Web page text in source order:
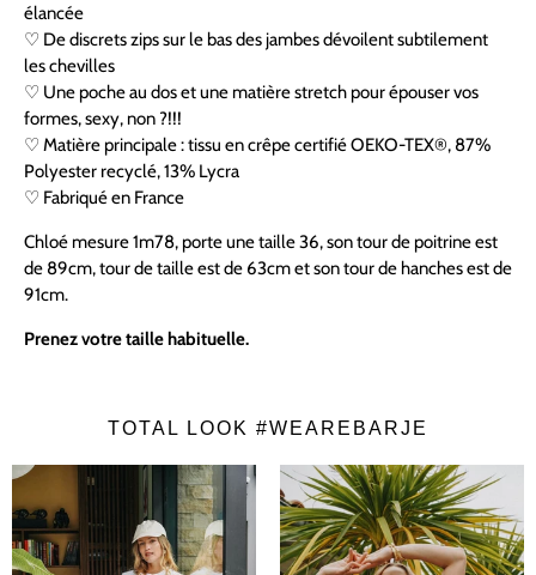
élancée
♡ De discrets zips sur le bas des jambes dévoilent subtilement
les chevilles
♡ Une poche au dos et une matière stretch pour épouser vos
formes, sexy, non ?!!!
♡ Matière principale : tissu en crêpe certifié OEKO-TEX®, 87%
Polyester recyclé, 13% Lycra
♡ Fabriqué en France
Chloé mesure 1m78, porte une taille 36, son tour de poitrine est
de 89cm, tour de taille est de 63cm et son tour de hanches est de
91cm.
Prenez votre taille habituelle.
TOTAL LOOK #WEAREBARJE